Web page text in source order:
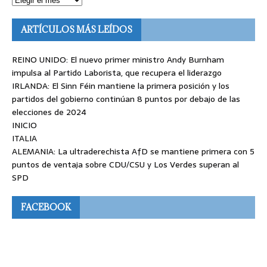
ARTÍCULOS MÁS LEÍDOS
REINO UNIDO: El nuevo primer ministro Andy Burnham
impulsa al Partido Laborista, que recupera el liderazgo
IRLANDA: El Sinn Féin mantiene la primera posición y los
partidos del gobierno continúan 8 puntos por debajo de las
elecciones de 2024
INICIO
ITALIA
ALEMANIA: La ultraderechista AfD se mantiene primera con 5
puntos de ventaja sobre CDU/CSU y Los Verdes superan al
SPD
FACEBOOK